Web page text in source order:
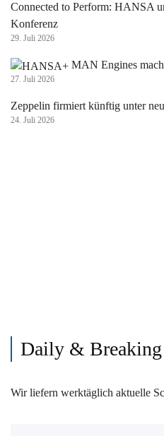
Connected to Perform: HANSA
Konferenz
29. Juli 2026
MAN Engines
27. Juli 2026
Zeppelin firmiert künftig unter
24. Juli 2026
Daily & Breaking
Wir liefern werktäglich aktuelle